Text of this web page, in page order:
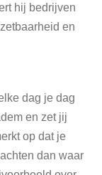
hij bedrijven
en
dag je dag
en zet jij
op dat je
dan waar